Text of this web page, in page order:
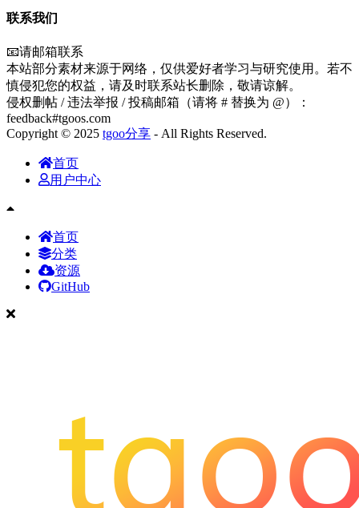
联系我们
📧请邮箱联系
本站部分素材来源于网络，仅供爱好者学习与研究使用。若不
慎侵犯您的权益，请及时联系站长删除，敬请谅解。
侵权删帖 / 违法举报 / 投稿邮箱（请将 # 替换为 @）：
feedback#tgoos.com
Copyright © 2025 tgoo分享 - All Rights Reserved.
首页
用户中心
首页
分类
资源
GitHub